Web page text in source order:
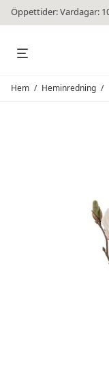
Öppettider: Vardagar:
Hem / Heminredning /